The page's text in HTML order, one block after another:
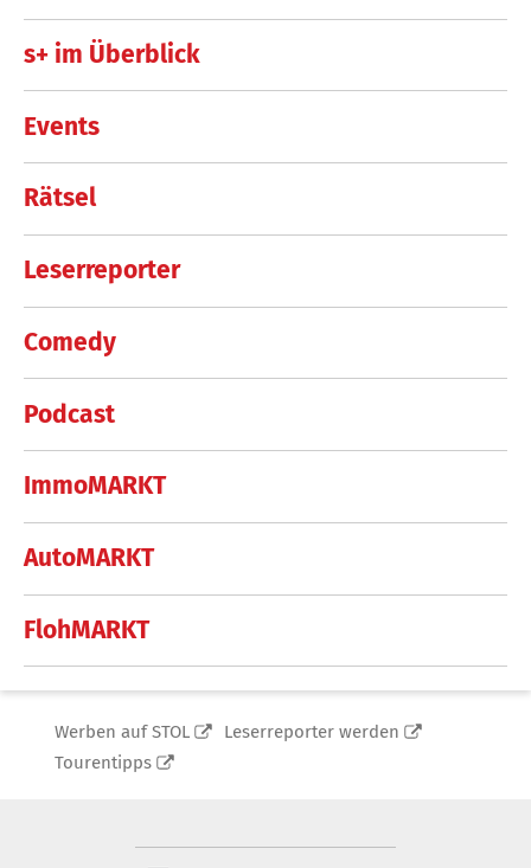
s+ im Überblick
Events
Rätsel
Leserreporter
Comedy
Podcast
ImmoMARKT
AutoMARKT
FlohMARKT
Werben auf STOL
Leserreporter werden
Tourentipps